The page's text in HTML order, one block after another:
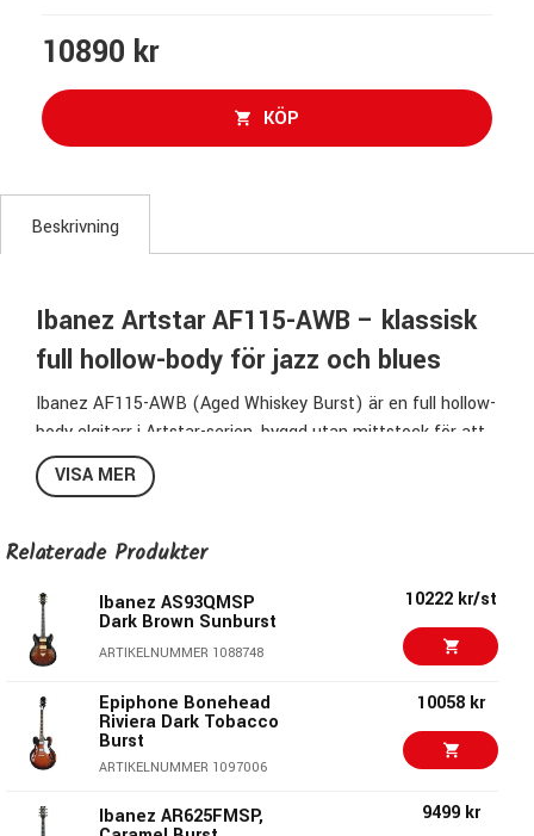
10890 kr
KÖP
Beskrivning
Ibanez Artstar AF115-AWB – klassisk
full hollow-body för jazz och blues
Ibanez AF115-AWB (Aged Whiskey Burst) är en full hollow-
body elgitarr i Artstar-serien, byggd utan mittstock för att
ge ett öppet, luftigt och varmt grundljud. Konstruktionen
ger den typiska respons och mellanregisterrikedom som
lämpad för jazz men även användbar för blues och mer
Kropp och konstruktion
flammig lönn i botten och sidor. Avsaknaden av mittstock
bidrar till ett mer resonant och akustiskt färgat ljud, med
tydlig attack och lång sustain vid lägre till medelhöga
VISA MER
Relaterade Produkter
Ibanez AS93QMSP
Dark Brown Sunburst
ARTIKELNUMMER 1088748
10222 kr/st
Epiphone Bonehead
Riviera Dark Tobacco
Burst
ARTIKELNUMMER 1097006
10058 kr
Ibanez AR625FMSP, 9499 kr